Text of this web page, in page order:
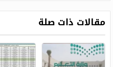
مقالات ذات صلة